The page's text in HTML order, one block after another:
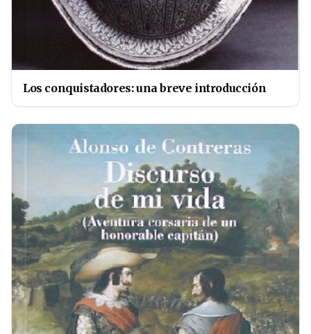
Los conquistadores: una breve introducción